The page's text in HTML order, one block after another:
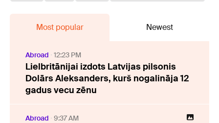
Most popular Newest
Abroad 12:23 PM
Lielbritānijai izdots Latvijas pilsonis
Dolārs Aleksanders, kurš nogalināja 12
gadus vecu zēnu
Abroad 9:37 AM